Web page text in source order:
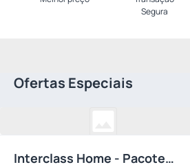
Segura
Ofertas Especiais
Interclass Home - Pacote